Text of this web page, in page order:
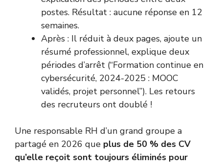
postes. Résultat : aucune réponse en 12
semaines.
Après : Il réduit à deux pages, ajoute un
résumé professionnel, explique deux
périodes d’arrêt (“Formation continue en
cybersécurité, 2024-2025 : MOOC
validés, projet personnel”). Les retours
des recruteurs ont doublé !
Une responsable RH d’un grand groupe a
partagé en 2026 que plus de 50 % des CV
qu’elle reçoit sont toujours éliminés pour